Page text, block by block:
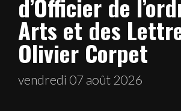
d’Officier de
Arts et des
Olivier Corpet
vendredi 07 août 2026